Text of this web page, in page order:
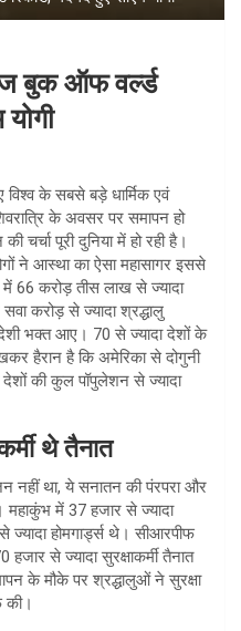
बुक ऑफ वर्ल्ड
के सबसे बड़े धार्मिक एवं
के अवसर पर समापन हो
पूरी दुनिया में हो रही है।
ने आस्था का ऐसा महासागर इससे
66 करोड़ तीस लाख से ज्यादा
करोड़ से ज्यादा श्रद्धालु
भक्त आए। 70 से ज्यादा देशों के
हैरान है कि अमेरिका से दोगुनी
की कुल पॉपुलेशन से ज्यादा
थे तैनात
नहीं था, ये सनातन की पंरपरा और
महाकुंभ में 37 हजार से ज्यादा
होमगार्ड्स थे। सीआरपीफ
से ज्यादा सुरक्षाकर्मी तैनात
के मौके पर श्रद्धालुओं ने सुरक्षा
की।